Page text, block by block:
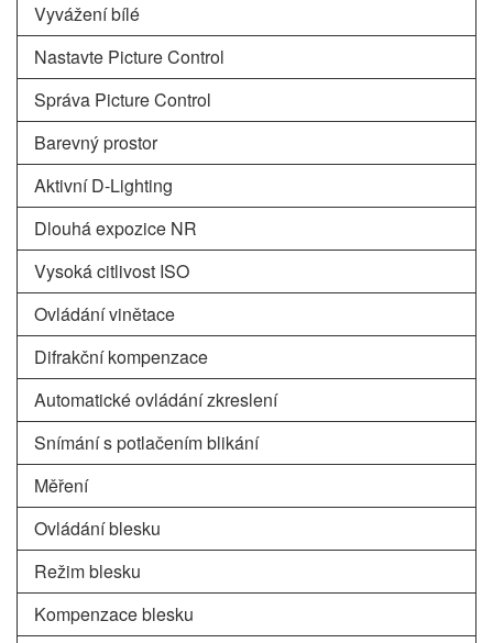
Vyvážení bílé
Nastavte Picture Control
Správa Picture Control
Barevný prostor
Aktivní D-Lighting
Dlouhá expozice NR
Vysoká citlivost ISO
Ovládání vinětace
Difrakční kompenzace
Automatické ovládání zkreslení
Snímání s potlačením blikání
Měření
Ovládání blesku
Režim blesku
Kompenzace blesku